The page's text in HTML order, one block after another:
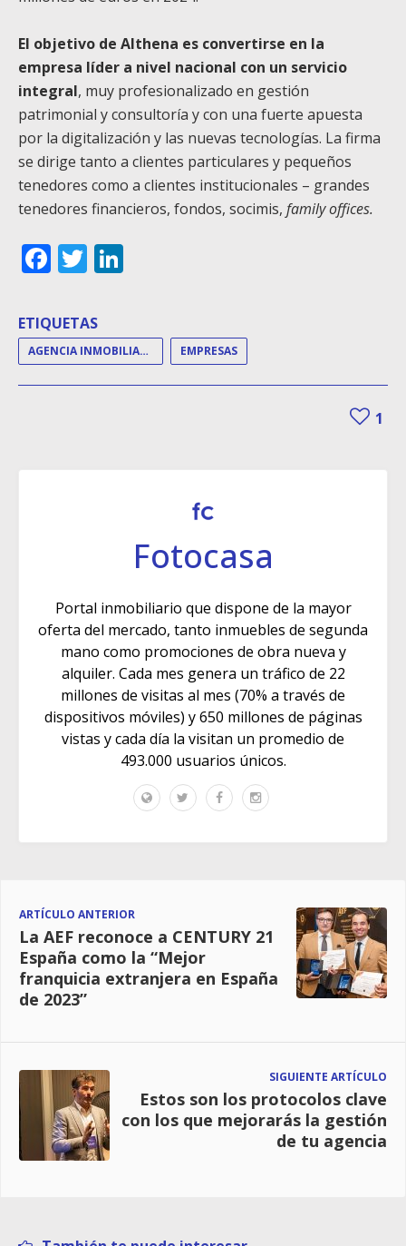
El objetivo de Althena es convertirse en la
empresa líder a nivel nacional con un servicio
integral, muy profesionalizado en gestión
patrimonial y consultoría y con una fuerte apuesta
por la digitalización y las nuevas tecnologías. La firma
se dirige tanto a clientes particulares y pequeños
tenedores como a clientes institucionales – grandes
tenedores financieros, fondos, socimis, family offices.
Facebook
Twitter
ETIQUETAS
AGENCIA INMOBILIARIA EMPRESAS
1
Fotocasa
Portal inmobiliario que dispone de la mayor
oferta del mercado, tanto inmuebles de segunda
mano como promociones de obra nueva y
alquiler. Cada mes genera un tráfico de 22
millones de visitas al mes (70% a través de
dispositivos móviles) y 650 millones de páginas
vistas y cada día la visitan un promedio de
493.000 usuarios únicos.
ARTÍCULO ANTERIOR
La AEF reconoce a CENTURY 21
España como la “Mejor
franquicia extranjera en España
de 2023”
SIGUIENTE ARTÍCULO
Estos son los protocolos clave
con los que mejorarás la gestión
de tu agencia